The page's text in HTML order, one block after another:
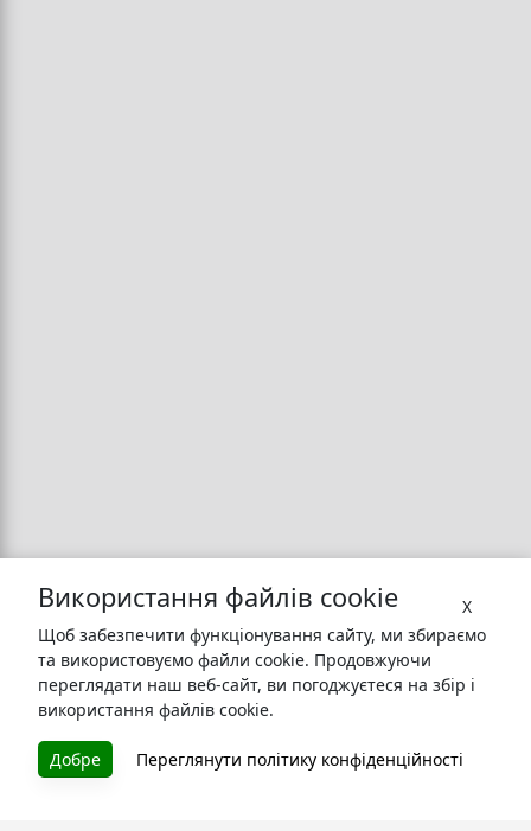
X
Використання файлів cookie
Щоб забезпечити функціонування сайту, ми збираємо
та використовуємо файли cookie. Продовжуючи
переглядати наш веб-сайт, ви погоджуєтеся на збір і
використання файлів cookie.
Добре Переглянути політику конфіденційності